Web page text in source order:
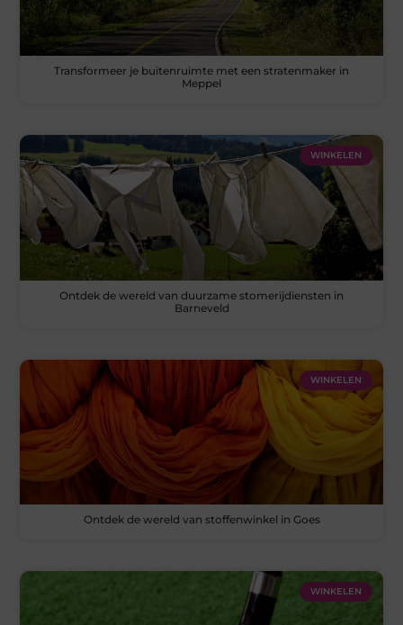
Transformeer je buitenruimte met een stratenmaker in
Meppel
WINKELEN
Ontdek de wereld van duurzame stomerijdiensten in
Barneveld
WINKELEN
Ontdek de wereld van stoffenwinkel in Goes
WINKELEN